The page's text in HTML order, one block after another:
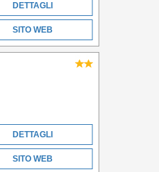
DETTAGLI
SITO WEB
DETTAGLI
SITO WEB